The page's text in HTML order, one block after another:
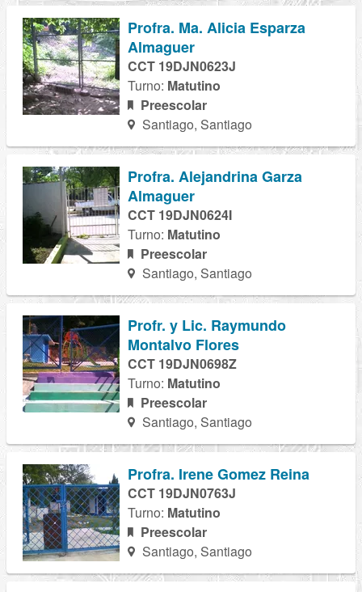
Profra. Ma. Alicia Esparza
Almaguer
CCT 19DJN0623J
Turno: Matutino
Preescolar
Santiago, Santiago
Profra. Alejandrina Garza
Almaguer
CCT 19DJN0624I
Turno: Matutino
Preescolar
Santiago, Santiago
Profr. y Lic. Raymundo
Montalvo Flores
CCT 19DJN0698Z
Turno: Matutino
Preescolar
Santiago, Santiago
Profra. Irene Gomez Reina
CCT 19DJN0763J
Turno: Matutino
Preescolar
Santiago, Santiago